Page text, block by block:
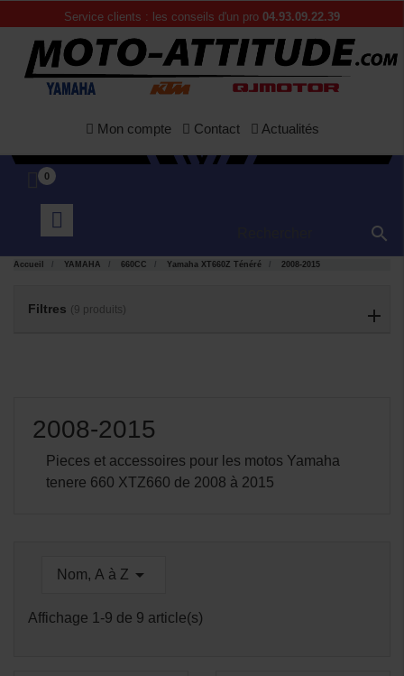
Service clients : les conseils d'un pro 04.93.09.22.39
Mon compte Contact Actualités
0

Accueil YAMAHA 660CC Yamaha XT660Z Ténéré 2008-2015
Filtres (9 produits)
2008-2015
Pieces et accessoires pour les motos Yamaha
tenere 660 XTZ660 de 2008 à 2015
Nom, A à Z 
Affichage 1-9 de 9 article(s)